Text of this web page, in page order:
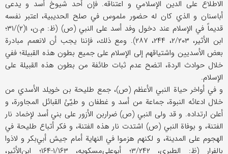
الاطلاع على الدين الإسلامي و اعتناقه. فإن أحد شيوخ أسد و يدعى
أباسنان و الذي كان له حضور ملموس في صلح الحديبية، اعتبر نفسه
قديماً في الإسلام عند دخول وفد أسد على النبي (ص) (ظ: م.ن، ۱(۲)/۳۱؛
ابن الأثير، ۲/۲۰۳، ۲۴۴، ۲۸۷). ومع ذلك، فإننا يجب أن لانعمم مبادرة
بعض الأسديين واشتياقهم إلى الإسلام على جميع بطون هذه القبيلة؛ ففي
خلال حوادث الردة، اتضح عدم ثبات طائفة من بطون هذه القبيلة على
الإسلام.
و في أواخر حياة النبي الأعظم (ص)، جمع طليحة بن خويلد الأسدي من
خلال ادعائه النبوة، جماعة من أسد و غطفان و طيّئ القبائل المجاورة، و
أعلن ارتداده. و قد ولى النبي (ص) ضرار‌بن الأزور على بني أسد لإخماد نار
الفتنة، و بوفاة النبي (ص) اشتدت نار هذه الفتنة، و فكر أتباع طليحة في
الهجوم على المدينة، و لكنهم هزموا في النهاية أمام جيش أبي‌بكر و لاذوا
بالفرار (ظ: الطبري، ۳/۲۴۲؛ أبوعلي‌مسكويه، ۱/۱۶۳-۱۶۴؛ ابن‌الأثير،